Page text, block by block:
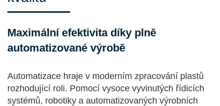
Maximální efektivita díky plně
automatizované výrobě
Automatizace hraje v moderním zpracování plastů
rozhodující roli. Pomocí vysoce vyvinutých řídicích
systémů, robotiky a automatizovaných výrobních